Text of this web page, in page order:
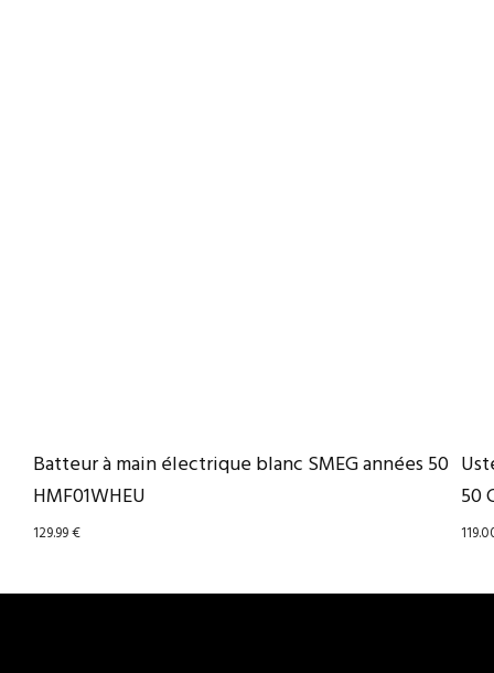
Batteur à main électrique blanc SMEG années 50
HMF01WHEU
129.99€
50